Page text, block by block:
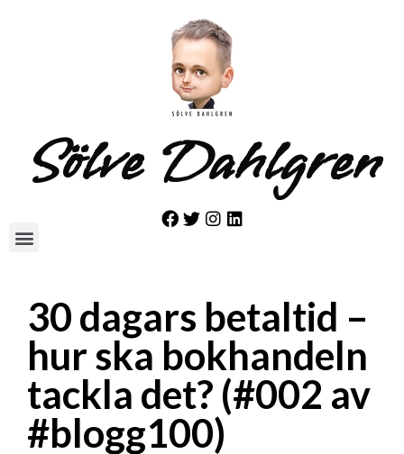
Sölve Dahlgren
30 dagars betaltid –
hur ska bokhandeln
tackla det? (#002 av
#blogg100)